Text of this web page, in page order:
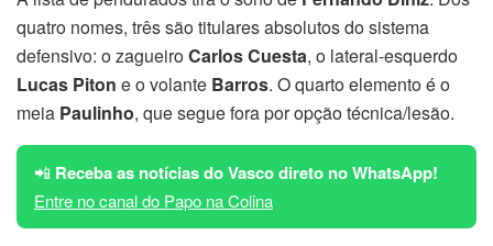
quatro nomes, três são titulares absolutos do sistema
defensivo: o zagueiroCarlos Cuesta, o lateral-esquerdo
Lucas Piton e o volante Barros. O quarto elemento é o
meia Paulinho, que segue fora por opção técnica/lesão.
📲 Receba as notícias do Vasco direto no WhatsApp!
Entre no canal do Papo na Colina